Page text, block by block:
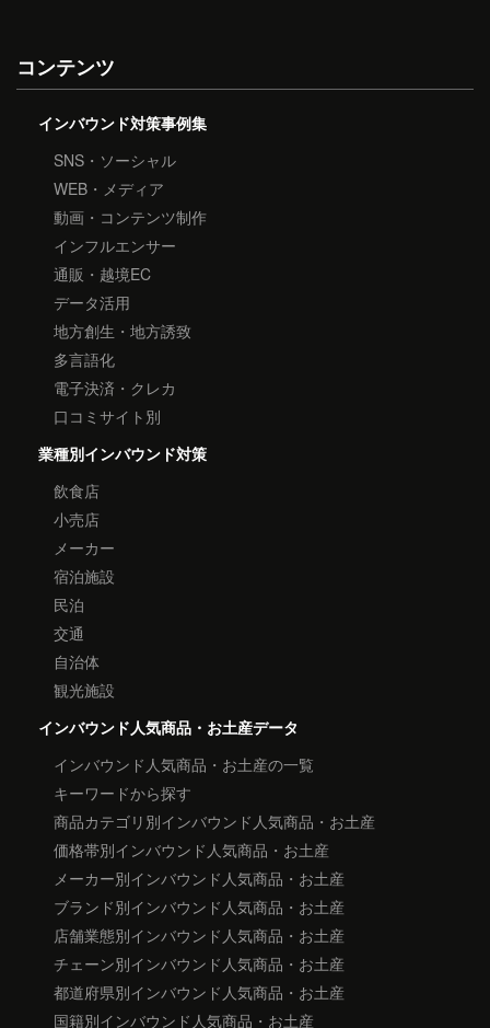
コンテンツ
インバウンド対策事例集
SNS・ソーシャル
WEB・メディア
動画・コンテンツ制作
インフルエンサー
通販・越境EC
データ活用
地方創生・地方誘致
多言語化
電子決済・クレカ
口コミサイト別
業種別インバウンド対策
飲食店
小売店
メーカー
宿泊施設
民泊
交通
自治体
観光施設
インバウンド人気商品・お土産データ
インバウンド人気商品・お土産の一覧
キーワードから探す
商品カテゴリ別インバウンド人気商品・お土産
価格帯別インバウンド人気商品・お土産
メーカー別インバウンド人気商品・お土産
ブランド別インバウンド人気商品・お土産
店舗業態別インバウンド人気商品・お土産
チェーン別インバウンド人気商品・お土産
都道府県別インバウンド人気商品・お土産
国籍別インバウンド人気商品・お土産